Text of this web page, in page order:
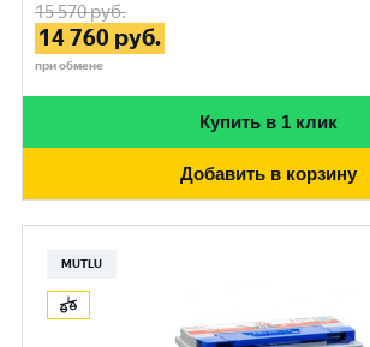
15 570руб.
14 760 руб.
при обмене
Купить в 1 клик
Добавить в корзину
MUTLU